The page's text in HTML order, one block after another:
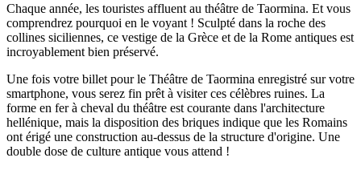
Chaque année, les touristes affluent au théâtre de Taormina. Et vous
comprendrez pourquoi en le voyant ! Sculpté dans la roche des
collines siciliennes, ce vestige de la Grèce et de la Rome antiques est
incroyablement bien préservé.
Une fois votre billet pour le Théâtre de Taormina enregistré sur votre
smartphone, vous serez fin prêt à visiter ces célèbres ruines. La
forme en fer à cheval du théâtre est courante dans l'architecture
hellénique, mais la disposition des briques indique que les Romains
ont érigé une construction au-dessus de la structure d'origine. Une
double dose de culture antique vous attend !